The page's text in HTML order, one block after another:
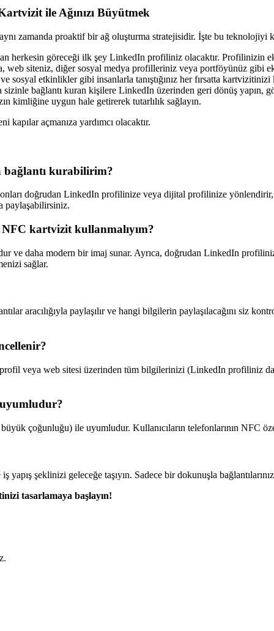
ile Ağınızı Büyütmek
zamanda proaktif bir ağ oluşturma stratejisidir. İşte bu teknolojiyi
herkesin göreceği ilk şey LinkedIn profiliniz olacaktır. Profilinizin
web siteniz, diğer sosyal medya profilleriniz veya portföyünüz
sosyal etkinlikler gibi insanlarla tanıştığınız her fırsatta kartvizitinizi
sizinle bağlantı kuran kişilere LinkedIn üzerinden geri dönüş yapın,
kimliğine uygun hale getirerek tutarlılık sağlayın.
kapılar açmanıza yardımcı olacaktır.
bağlantı kurabilirim?
onları doğrudan LinkedIn profilinize veya dijital profilinize
paylaşabilirsiniz.
kartvizit kullanmalıyım?
ve daha modern bir imaj sunar. Ayrıca, doğrudan LinkedIn
sağlar.
aracılığıyla paylaşılır ve hangi bilgilerin paylaşılacağını siz
veya web sitesi üzerinden tüm bilgilerinizi (LinkedIn profiliniz
çoğunluğu) ile uyumludur. Kullanıcıların telefonlarının NFC
yapış şeklinizi geleceğe taşıyın. Sadece bir dokunuşla
tasarlamaya başlayın!